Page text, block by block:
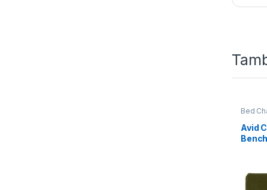
Bed
Avid